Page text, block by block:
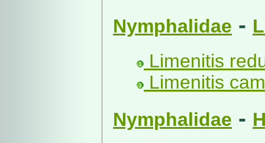
Nymphalidae -
Limenitis
Limenitis
Nymphalidae -